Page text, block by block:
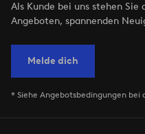
Als Kunde bei uns stehen
Angeboten, spannenden
Melde dich
* Siehe Angebotsbedingungen bei